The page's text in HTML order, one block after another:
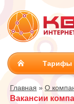
Тарифы
Главная » О
Вакансии